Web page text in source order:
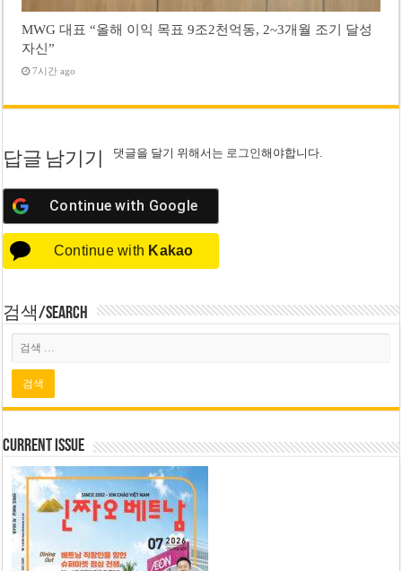
MWG 대표 “올해 이익 목표 9조2천억동, 2~3개월 조기 달성
자신”
7시간 ago
답글 남기기 댓글을 달기 위해서는 로그인해야합니다.
Continue with Google
Continue with Kakao
검색/Search
Current Issue